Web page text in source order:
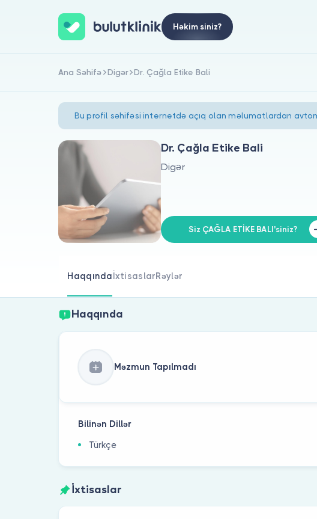
Həkim siniz?
Ana Səhifə Digər Dr. Çağla Etike Bali
Bu profil səhifəsi internetdə açıq olan məlumatlardan
Dr. Çağla Etike Bali
Digər
Siz ÇAĞLA ETİKE BALI'siniz?
Haqqında İxtisaslarRəylər
Haqqında
Məzmun Tapılmadı
Bilinən Dillər
Türkçe
İxtisaslar